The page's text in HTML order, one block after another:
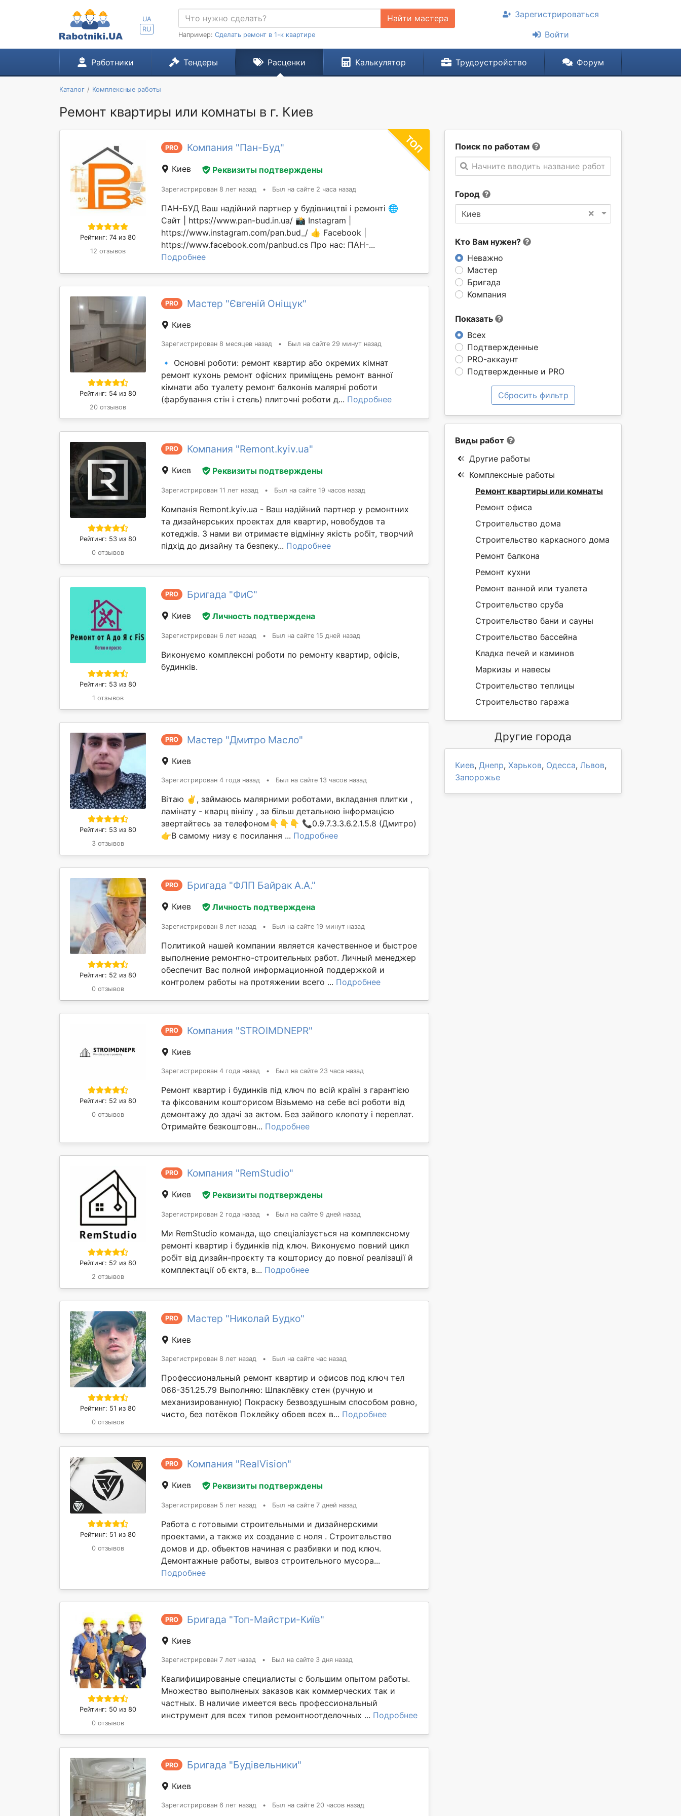
UA
RU
Найти мастера
Например: Сделать ремонт в 1-к квартире
Зарегистрироваться
Войти
Работники Тендеры Расценки Калькулятор Трудоустройство Форум
Каталог Комплексные работы
Ремонт квартиры или комнаты в г. Киев
Поиск по работам
Начните вводить название работы
Город
×
Киев
Кто Вам нужен?
Неважно
Мастер
Бригада
Компания
Показать
Всех
Подтвержденные
PRO-аккаунт
Подтвержденные и PRO
Сбросить фильтр
Рейтинг: 74 из 80
12 отзывов
PRO Компания "Пан-Буд"
Киев Реквизиты подтверждены
Зарегистрирован 8 лет назад • Был на сайте 2 часа назад
ПАН-БУД Ваш надійний партнер у будівництві і ремонті 🌐
Сайт | https://www.pan-bud.in.ua/ 📸 Instagram |
https://www.instagram.com/pan.bud_/ 👍 Facebook |
https://www.facebook.com/panbud.cs Про нас: ПАН-...
Подробнее
Рейтинг: 54 из 80
20 отзывов
PRO Мастер "Євгеній Оніщук"
Киев
Зарегистрирован 8 месяцев назад • Был на сайте 29 минут назад
🔹 Основні роботи: ремонт квартир або окремих кімнат
ремонт кухонь ремонт офісних приміщень ремонт ванної
кімнати або туалету ремонт балконів малярні роботи
(фарбування стін і стель) плиточні роботи д... Подробнее
Рейтинг: 53 из 80
0 отзывов
PRO Компания "Remont.kyiv.ua"
Киев Реквизиты подтверждены
Зарегистрирован 11 лет назад • Был на сайте 19 часов назад
Компанія Remont.kyiv.ua - Ваш надійний партнер у ремонтних
та дизайнерських проектах для квартир, новобудов та
котеджів. З нами ви отримаєте відмінну якість робіт, творчий
підхід до дизайну та безпеку... Подробнее
Рейтинг: 53 из 80
1 отзывов
PRO Бригада "ФиС"
Киев Личность подтверждена
Зарегистрирован 6 лет назад • Был на сайте 15 дней назад
Виконуємо комплексні роботи по ремонту квартир, офісів,
будинків.
Рейтинг: 53 из 80
3 отзывов
PRO Мастер "Дмитро Масло"
Киев
Зарегистрирован 4 года назад • Был на сайте 13 часов назад
Вітаю ✌️, займаюсь малярними роботами, вкладання плитки ,
ламінату - кварц вінілу , за більш детальною інформацією
звертайтесь за телефоном👇👇👇 📞0.9.7.3.3.6.2.1.5.8 (Дмитро)
👉В самому низу є посилання ... Подробнее
Рейтинг: 52 из 80
0 отзывов
PRO Бригада "ФЛП Байрак А.А."
Киев Личность подтверждена
Зарегистрирован 8 лет назад • Был на сайте 19 минут назад
Политикой нашей компании является качественное и быстрое
выполнение ремонтно-строительных работ. Личный менеджер
обеспечит Вас полной информационной поддержкой и
контролем работы на протяжении всего ... Подробнее
Рейтинг: 52 из 80
0 отзывов
PRO Компания "STROIMDNEPR"
Киев
Зарегистрирован 4 года назад • Был на сайте 23 часа назад
Ремонт квартир і будинків під ключ по всій країні з гарантією
та фіксованим кошторисом Візьмемо на себе всі роботи від
демонтажу до здачі за актом. Без зайвого клопоту і переплат.
Отримайте безкоштовн... Подробнее
Рейтинг: 52 из 80
2 отзывов
PRO Компания "RemStudio"
Киев Реквизиты подтверждены
Зарегистрирован 2 года назад • Был на сайте 9 дней назад
Ми RemStudio команда, що спеціалізується на комплексному
ремонті квартир і будинків під ключ. Виконуємо повний цикл
робіт від дизайн-проєкту та кошторису до повної реалізації й
комплектації об єкта, в... Подробнее
Рейтинг: 51 из 80
0 отзывов
PRO Мастер "Николай Будко"
Киев
Зарегистрирован 8 лет назад • Был на сайте час назад
Профессиональный ремонт квартир и офисов под ключ тел
066-351.25.79 Выполняю: Шпаклёвку стен (ручную и
механизированную) Покраску безвоздушным способом ровно,
чисто, без потёков Поклейку обоев всех в... Подробнее
Рейтинг: 51 из 80
0 отзывов
PRO Компания "RealVision"
Киев Реквизиты подтверждены
Зарегистрирован 5 лет назад • Был на сайте 7 дней назад
Работа с готовыми строительными и дизайнерскими
проектами, а также их создание с ноля . Строительство
домов и др. объектов начиная с разбивки и под ключ.
Демонтажные работы, вывоз строительного мусора...
Подробнее
Рейтинг: 50 из 80
0 отзывов
PRO Бригада "Топ-Майстри-Київ"
Киев
Зарегистрирован 7 лет назад • Был на сайте 3 дня назад
Квалифицированые специалисты с большим опытом работы.
Множество выполненых заказов как коммерческих так и
частных. В наличие имеется весь профессиональный
инструмент для всех типов ремонтноотделочных ... Подробнее
PRO Бригада "Будівельники"
Киев
Зарегистрирован 6 лет назад • Был на сайте 20 часов назад
Виды работ
Другие работы
Комплексные работы
Ремонт квартиры или комнаты
Ремонт офиса
Строительство дома
Строительство каркасного дома
Ремонт балкона
Ремонт кухни
Ремонт ванной или туалета
Строительство сруба
Строительство бани и сауны
Строительство бассейна
Кладка печей и каминов
Маркизы и навесы
Строительство теплицы
Строительство гаража
Другие города
Киев, Днепр, Харьков, Одесса, Львов,
Запорожье